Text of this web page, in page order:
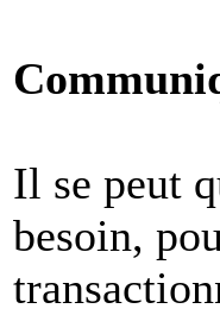
Il se peut
besoin,